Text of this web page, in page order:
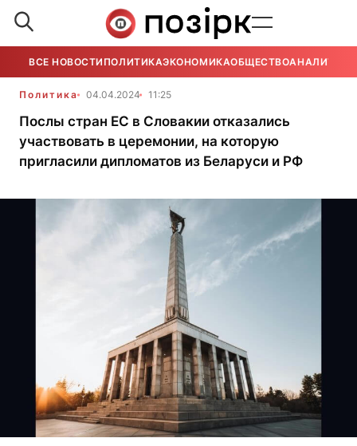
ВСЕ НОВОСТИ ПОЛИТИКАЭКОНОМИКАОБЩЕСТВОАНАЛИТИКА
Политика 04.04.2024 11:25
Послы стран ЕС в Словакии отказались
участвовать в церемонии, на которую
пригласили дипломатов из Беларуси и РФ